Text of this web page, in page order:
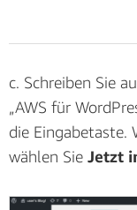
c. Geben Sie auf
anfügen“ im
und wählen Sie
c. Schreiben Sie
„AWS für
die Eingabetaste.
wählen Sie Jetzt